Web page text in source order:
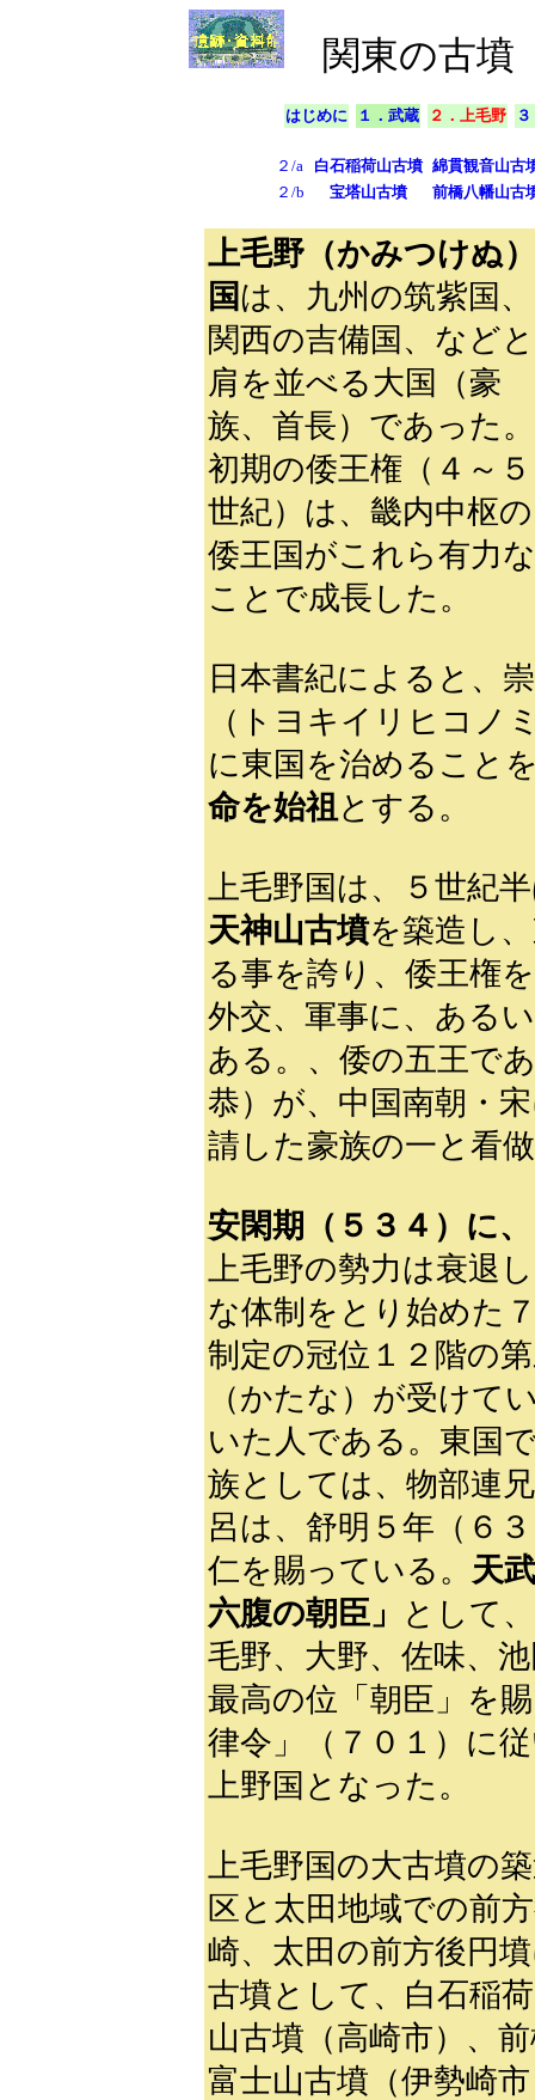
関東の古墳
はじめに １．武蔵 ２．上毛野
２/a 白石稲荷山古墳 綿貫観音山古
２/b
宝塔山古墳 前橋八幡山古
上毛野（かみつけぬ）
国 は、九州の筑紫国、
関西の吉備国、などと
肩を並べる大国（豪
族、首長）であった。
初期の倭王権（４～５
世紀）は、畿内中枢の
倭王国がこれら有力
ことで成長した。
日本書紀によると、
（トヨキイリヒコノ
に東国を治めること
命を始祖とする。
上毛野国は、５世紀
天神山古墳を築造し
る事を誇り、倭王権
外交、軍事に、ある
ある。、倭の五王で
恭）が、中国南朝・
請した豪族の一と看
安閑期（５３４）に
上毛野の勢力は衰退
な体制をとり始めた
制定の冠位１２階の
（かたな）が受けて
いた人である。東国
族としては、物部連
呂は、舒明５年（６
仁を賜っている。 天
六腹の朝臣」
として
毛野、大野、佐味、
最高の位「朝臣」を
律令」（７０１）に
上野国となった。
上毛野国の大古墳の
区と太田地域での前
崎、太田の前方後円
古墳として、白石稲
山古墳（高崎市）、
富士山古墳（伊勢崎